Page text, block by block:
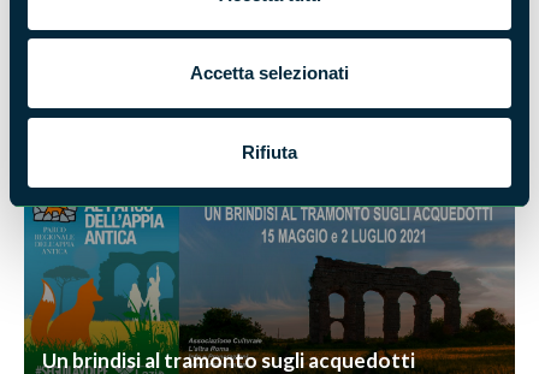
Accetta selezionati
Rifiuta
APPUNTAMENTI
Un brindisi al tramonto sugli acquedotti